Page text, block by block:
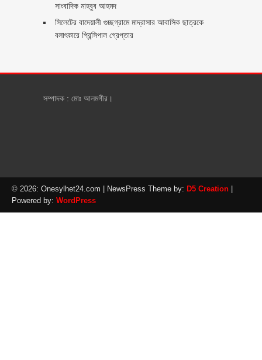
সাংবাদিক মাহবুব আহমদ
সিলেটের বাদেয়ালী গুচ্ছগ্রামে মাদ্রাসার আবাসিক ছাত্রকে
বলাৎকারে প্রিন্সিপাল গ্রেপ্তার ‎
সম্পাদক : মোঃ আলমগীর।
© 2026: Onesylhet24.com | NewsPress Theme by: D5 Creation
Powered by: WordPress